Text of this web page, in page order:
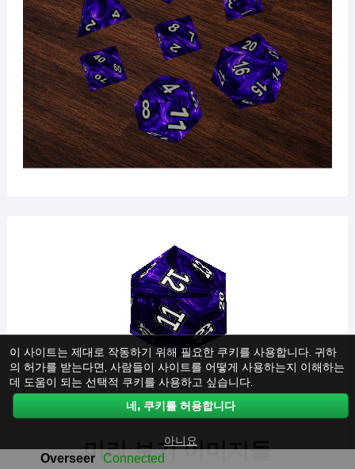
미리 보기 이미지들
이 사이트는 제대로 작동하기 위해 필요한 쿠키를 사용합니다. 귀하
의 허가를 받는다면, 사람들이 사이트를 어떻게 사용하는지 이해하는
데 도움이 되는 선택적 쿠키를 사용하고 싶습니다.
네, 쿠키를 허용합니다
아니요